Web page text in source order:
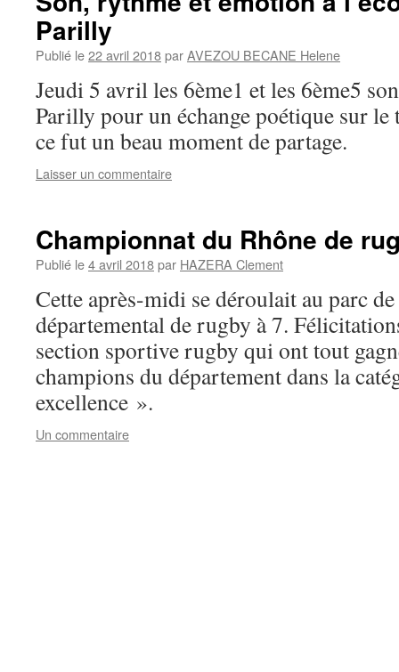
Parilly
Publié le22 avril 2018parAVEZOU BECANE Helene
Jeudi 5 avril les 6ème1 et les 6ème5
Parilly pour un échange poétique sur le
ce fut un beau moment de partage.
Laisser un commentaire
Championnat du Rhône de
Publié le4 avril 2018par HAZERA Clement
Cette après-midi se déroulait au parc
départemental de rugby à 7.
section sportive rugby qui ont tout
champions du département dans la
excellence ».
Un commentaire